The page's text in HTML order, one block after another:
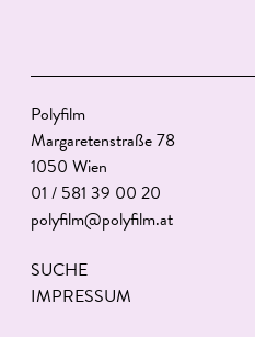
Polyfilm
Margaretenstraße 78
1050 Wien
01 / 581 39 00 20
polyfilm@polyfilm.at
SUCHE
IMPRESSUM